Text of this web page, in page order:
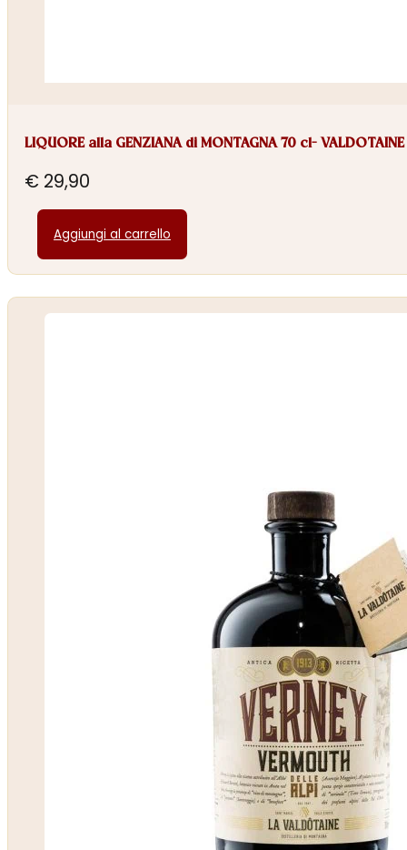
LIQUORE alla GENZIANA di MONTAGNA 70 cl- VALDOTAINE
€ 29,90
Aggiungi al carrello